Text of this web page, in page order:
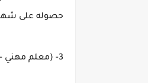
حصوله على
3- (معلم مهني - ذكور واناث):على ان يكون حاصل على درجة البكالوريوس في التربيه المهنية.